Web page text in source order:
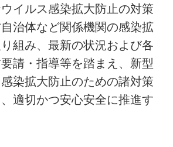
イルス感染拡大防止の対策
治体など関係機関の感染拡
組み、最新の状況および各
請・指導等を踏まえ、新型
染拡大防止のための諸対策
適切かつ安心安全に推進す